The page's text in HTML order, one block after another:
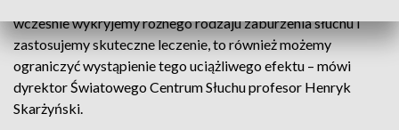
wcześnie wykryjemy różnego rodzaju zaburzenia słuchu i
zastosujemy skuteczne leczenie, to również możemy
ograniczyć wystąpienie tego uciążliwego efektu – mówi
dyrektor Światowego Centrum Słuchu profesor Henryk
Skarżyński.